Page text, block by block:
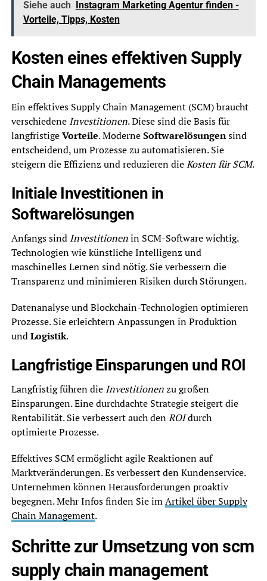
Siehe auch Instagram Marketing Agentur finden -
Vorteile, Tipps, Kosten
Kosten eines effektiven Supply
Chain Managements
Ein effektives Supply Chain Management (SCM) braucht
verschiedene Investitionen. Diese sind die Basis für
langfristigeVorteile. ModerneSoftwarelösungensind
entscheidend, um Prozesse zu automatisieren. Sie
steigern die Effizienz und reduzieren dieKosten für SCM.
Initiale Investitionen in
Softwarelösungen
Anfangs sind Investitionenin SCM-Software wichtig.
Technologien wie künstliche Intelligenz und
maschinelles Lernen sind nötig. Sie verbessern die
Transparenz und minimieren Risiken durch Störungen.
Datenanalyse und Blockchain-Technologien optimieren
Prozesse. Sie erleichtern Anpassungen in Produktion
undLogistik.
Langfristige Einsparungen und ROI
Langfristig führen die Investitionenzu großen
Einsparungen. Eine durchdachte Strategie steigert die
Rentabilität. Sie verbessert auch denROIdurch
optimierte Prozesse.
Effektives SCM ermöglicht agile Reaktionen auf
Marktveränderungen. Es verbessert den Kundenservice.
Unternehmen können Herausforderungen proaktiv
begegnen. Mehr Infos finden Sie imArtikel über Supply
Chain Management.
Schritte zur Umsetzung von scm
supply chain management